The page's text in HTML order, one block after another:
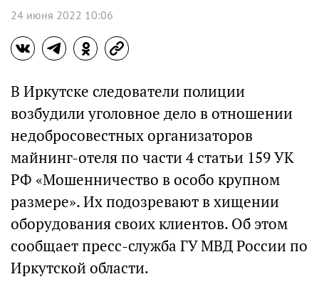
24 июня 2022 10:06
В Иркутске следователи полиции
возбудили уголовное дело в отношении
недобросовестных организаторов
майнинг-отеля по части 4 статьи 159 УК
РФ «Мошенничество в особо крупном
размере». Их подозревают в хищении
оборудования своих клиентов. Об этом
сообщает пресс-служба ГУ МВД России по
Иркутской области.